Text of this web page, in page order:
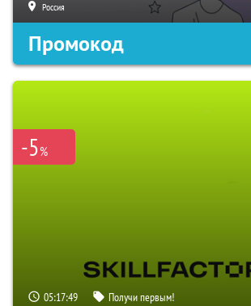
Россия
Промокод
-5%
05:17:48 Получи первым!